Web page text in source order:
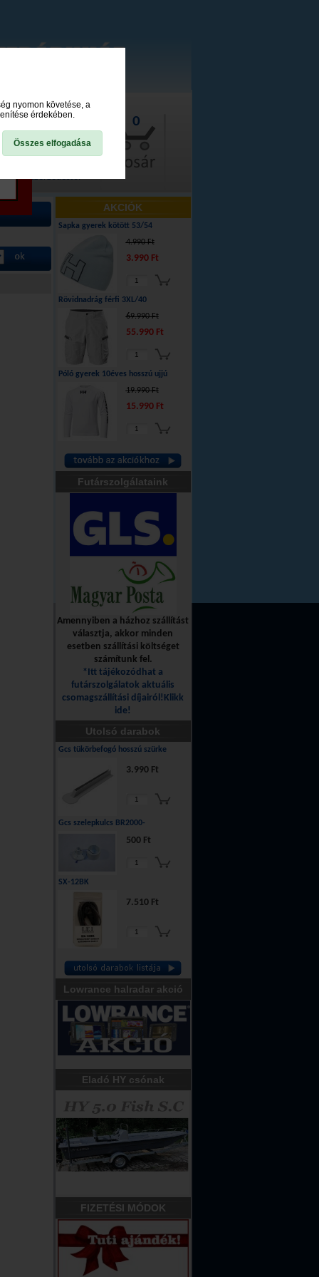
a szerződéstől
0
AKCIÓK
Sapka gyerek kötött 53/54
4.990 Ft
3.990 Ft
Rövidnadrág férfi 3XL/40
69.990 Ft
55.990 Ft
Póló gyerek 10éves hosszú ujjú
19.990 Ft
15.990 Ft
Futárszolgálataink
Amennyiben a házhoz szállítást
választja, akkor minden
esetben szállítási költséget
számítunk fel.
*Itt tájékozódhat a
futárszolgálatok aktuális
csomagszállítási díjairól!Klikk
ide!
Utolsó darabok
Gcs tükörbefogó hosszú szürke
3.990 Ft
Gcs szelepkulcs BR2000-
500 Ft
SX-12BK
7.510 Ft
Lowrance halradar akció
Eladó HY csónak
FIZETÉSI MÓDOK
nyomon követése, a
érdekében.
Összes elfogadása